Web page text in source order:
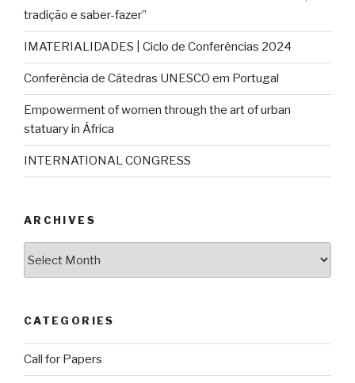
tradição e saber-fazer”
IMATERIALIDADES | Ciclo de Conferências 2024
Conferência de Cátedras UNESCO em Portugal
Empowerment of women through the art of urban
statuary in África
INTERNATIONAL CONGRESS
ARCHIVES
CATEGORIES
Call for Papers